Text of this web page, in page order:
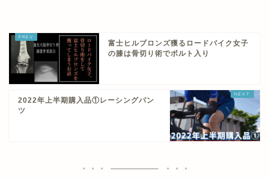
富士ヒルブロンズ獲るロードバイク女子
の膝は骨切り術でボルト入り
2022年上半期購入品①レーシングパン
ツ